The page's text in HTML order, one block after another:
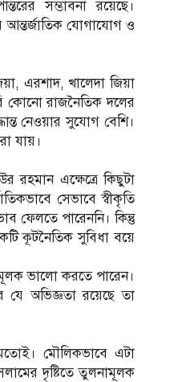
সম্ভাবনা রয়েছে।
আন্তর্জাতিক যোগাযোগ ও
এরশাদ, খালেদা জিয়া
কোনো রাজনৈতিক দলের
নেওয়ার সুযোগ বেশি।
যায়।
রহমান এক্ষেত্রে কিছুটা
সেভাবে স্বীকৃতি
ফেলতে পারেননি। কিন্তু
কূটনৈতিক সুবিধা বয়ে
ভালো করতে পারেন।
যে অভিজ্ঞতা রয়েছে তা
মৌলিকভাবে এটা
দৃষ্টিতে তুলনামূলক